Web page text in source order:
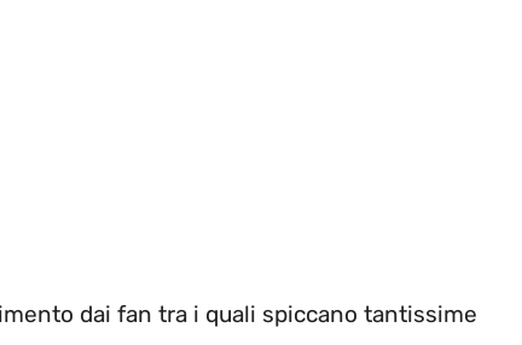
dai fan tra i quali spiccano tantissime